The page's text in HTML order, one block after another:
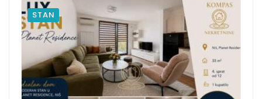
STAN